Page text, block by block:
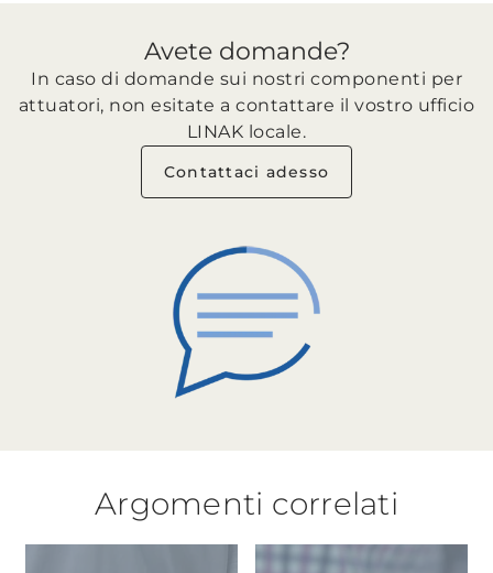
Avete domande?
In caso di domande sui nostri componenti per
attuatori, non esitate a contattare il vostro ufficio
LINAK locale.
Contattaci adesso
Argomenti correlati